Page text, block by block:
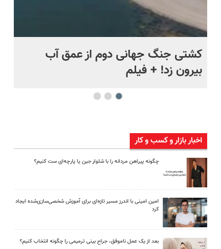
کشتی‌ جنگ جهانی دوم از عمق آب
بیرون زد! + فیلم
اخبار بازار و کسب و کار
چگونه پیراهن مردانه را با شلوار جین یا پارچه‌ای ست کنیم؟
امین امینی با اندرز مسیر تازه‌ای برای آموزش شخصی‌سازی‌شده ایجاد
کرد
بعد از یک عمل ناموفق، جراح بینی ترمیمی را چگونه انتخاب کنیم؟